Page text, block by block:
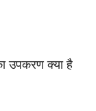
उपकरण क्या है